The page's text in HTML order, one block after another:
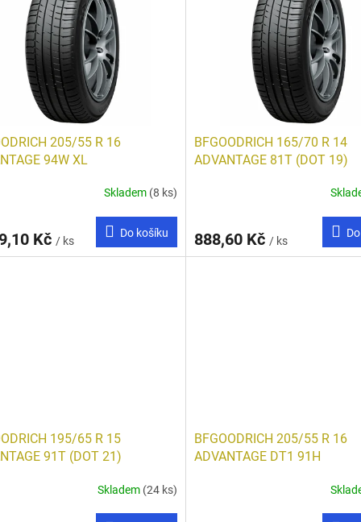
205/55 R 16
94W XL
Skladem (8 ks)
Kč / ks
Do košíku
BFGOODRICH 165/70 R 14
ADVANTAGE 81T (DOT 19)
888,60 Kč / ks
195/65 R 15
91T (DOT 21)
Skladem (24 ks)
BFGOODRICH 205/55 R 16
ADVANTAGE DT1 91H